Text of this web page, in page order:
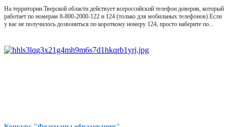
На территории Тверской области действует всероссийский телефон доверия, который
работает по номерам 8-800-2000-122 и 124 (только для мобильных телефонов).Если
у вас не получилось дозвониться по короткому номеру 124, просто наберите по...